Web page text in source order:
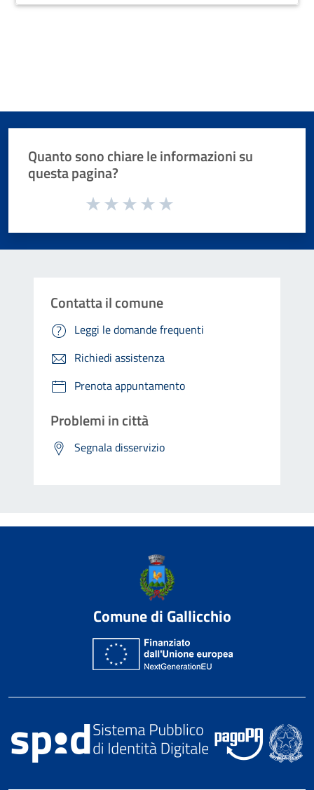
Quanto sono chiare le informazioni su
questa pagina?
Valuta da 1 a 5 stelle la pagina
Contatta il comune
Leggi le domande frequenti
Richiedi assistenza
Prenota appuntamento
Problemi in città
Segnala disservizio
Comune di Gallicchio